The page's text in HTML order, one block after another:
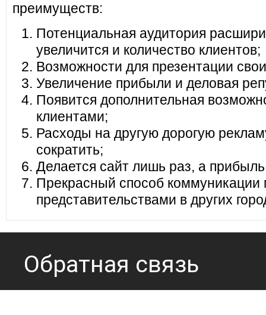
преимуществ:
Потенциальная аудитория
увеличится и количество клиентов;
Возможности для презентации
Увеличение прибыли и деловая
Появится дополнительная
клиентами;
Расходы на другую дорогую
сократить;
Делается сайт лишь раз, а
Прекрасный способ коммуникации
представительствами в других
Обратная связь